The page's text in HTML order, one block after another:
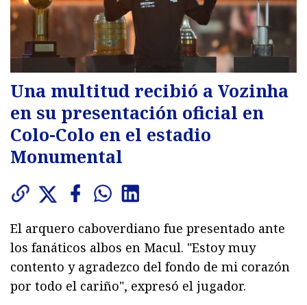
Una multitud recibió a Vozinha
en su presentación oficial en
Colo-Colo en el estadio
Monumental
El arquero caboverdiano fue presentado ante
los fanáticos albos en Macul. "Estoy muy
contento y agradezco del fondo de mi corazón
por todo el cariño", expresó el jugador.